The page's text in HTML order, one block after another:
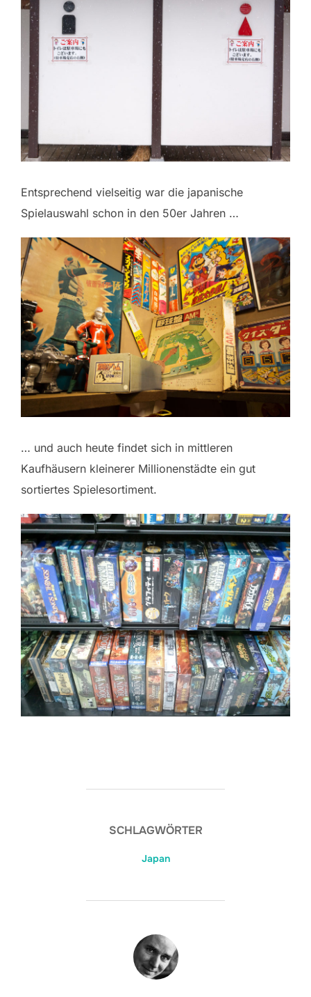
Entsprechend vielseitig war die japanische
Spielauswahl schon in den 50er Jahren …
… und auch heute findet sich in mittleren
Kaufhäusern kleinerer Millionenstädte ein gut
sortiertes Spielesortiment.
SCHLAGWÖRTER
Japan
BEITRAGSAUTOR